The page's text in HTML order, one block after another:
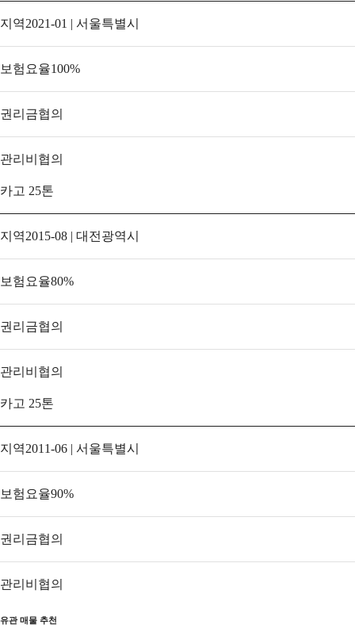
지역2021-01 | 서울특별시
보험요율100%
권리금협의
관리비 협의
카고 25톤
지역2015-08 | 대전광역시
보험요율80%
권리금협의
관리비 협의
카고 25톤
지역2011-06 | 서울특별시
보험요율90%
권리금협의
관리비 협의
유관 매물 추천